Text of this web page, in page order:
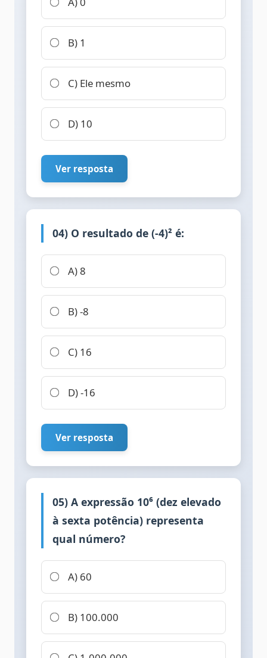
B) 1
C) Ele mesmo
D) 10
Ver resposta
04) O resultado de (-4)² é:
A) 8
B) -8
C) 16
D) -16
Ver resposta
05) A expressão 10⁶ (dez elevado
à sexta potência) representa
qual número?
A) 60
B) 100.000